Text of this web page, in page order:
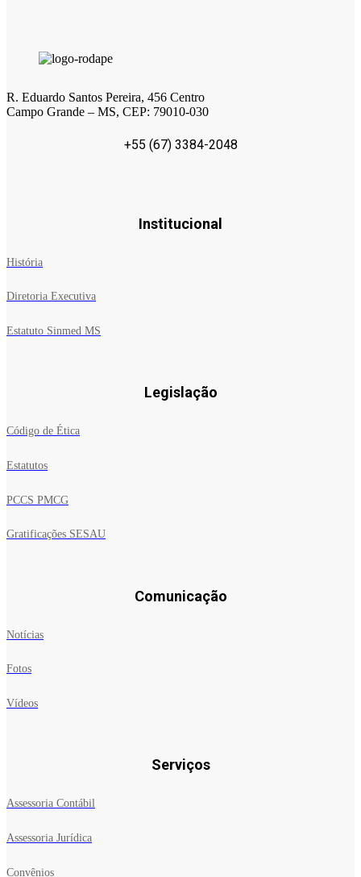
R. Eduardo Santos Pereira, 456 Centro
Campo Grande – MS, CEP: 79010-030
+55 (67) 3384-2048
Institucional
História
Diretoria Executiva
Estatuto Sinmed MS
Legislação
Código de Ética
Estatutos
PCCS PMCG
Gratificações SESAU
Comunicação
Notícias
Fotos
Vídeos
Serviços
Assessoria Contábil
Assessoria Jurídica
Convênios